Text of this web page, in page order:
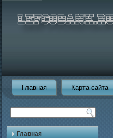
Главная Карта сайта
Главная